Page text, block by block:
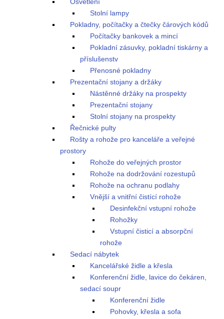
Osvětlení
Stolní lampy
Pokladny, počítačky a čtečky čárových kódů
Počítačky bankovek a mincí
Pokladní zásuvky, pokladní tiskárny a
příslušenstv
Přenosné pokladny
Prezentační stojany a držáky
Nástěnné držáky na prospekty
Prezentační stojany
Stolní stojany na prospekty
Řečnické pulty
Rošty a rohože pro kanceláře a veřejné
prostory
Rohože do veřejných prostor
Rohože na dodržování rozestupů
Rohože na ochranu podlahy
Vnější a vnitřní čistící rohože
Desinfekční vstupní rohože
Rohožky
Vstupní čisticí a absorpční
rohože
Sedací nábytek
Kancelářské židle a křesla
Konferenční židle, lavice do čekáren,
sedací soupr
Konferenční židle
Pohovky, křesla a sofa